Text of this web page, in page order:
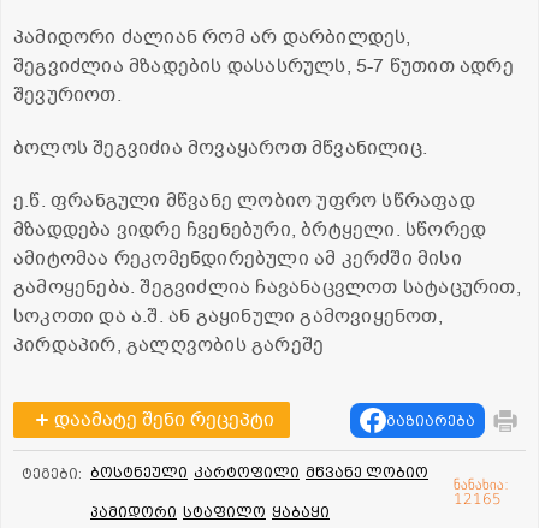
პამიდორი ძალიან რომ არ დარბილდეს,
შეგვიძლია მზადების დასასრულს, 5-7 წუთით ადრე
შევურიოთ.
ბოლოს შეგვიძია მოვაყაროთ მწვანილიც.
ე.წ. ფრანგული მწვანე ლობიო უფრო სწრაფად
მზადდება ვიდრე ჩვენებური, ბრტყელი. სწორედ
ამიტომაა რეკომენდირებული ამ კერძში მისი
გამოყენება. შეგვიძლია ჩავანაცვლოთ სატაცურით,
სოკოთი და ა.შ. ან გაყინული გამოვიყენოთ,
პირდაპირ, გალღვობის გარეშე
დაამატე შენი რეცეპტი გაზიარება
ტეგები: ბოსტნეული კარტოფილი მწვანე ლობიო
პამიდორი სტაფილო ყაბაყი
ნანახია:
12165